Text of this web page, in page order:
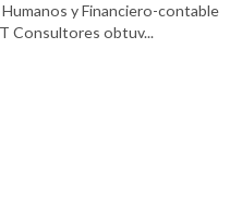
y Financiero-contable
Consultores obtuv...